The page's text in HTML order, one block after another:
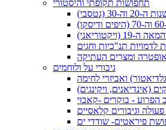
תחפושות תקופתי והיסטורי
30 (גטסבי)
(ויקטוריאני)
לדמויות תנ"כיות וחגים
ומצרים העתיקה
גיבורי על ולוחמים
ואביזרי לחימה
(אינדיאנים, ויקינגים)
הפרוע - בוקרים -קאבוי
פעולה וגיבורים קלאסיים
פיראטים- שודדי ים